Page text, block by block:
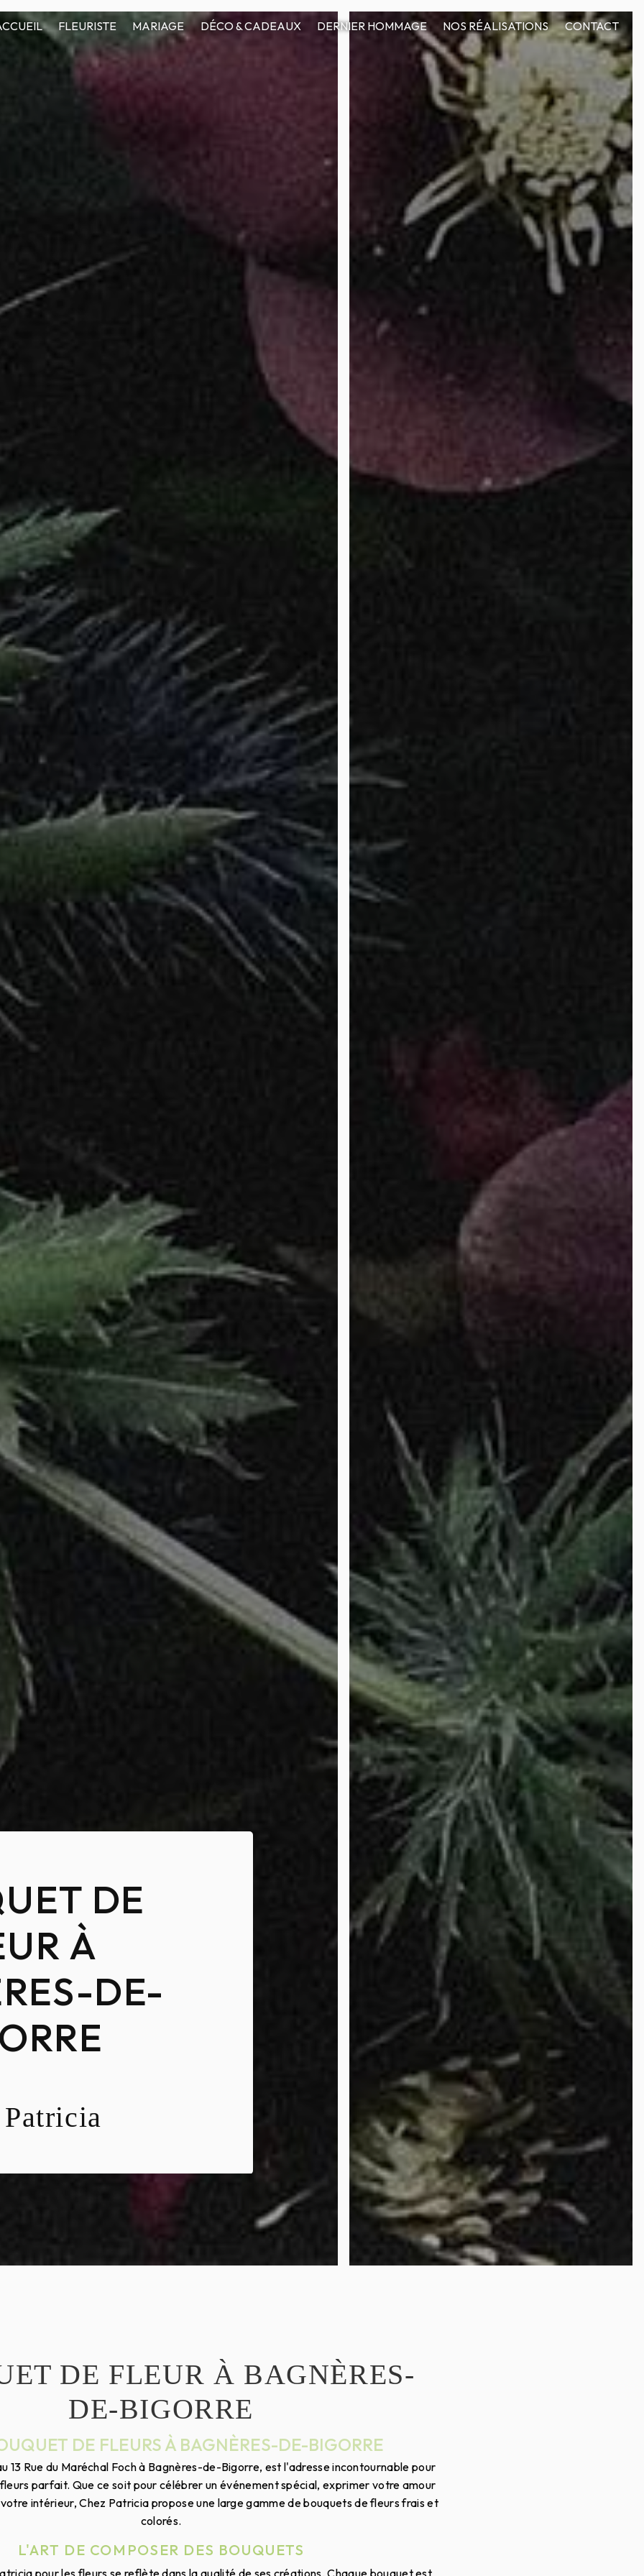
FLEURISTE MARIAGE DÉCO & CADEAUX DERNIER HOMMAGE NOS RÉALISATIONS CONTACT
DE
À
DE-
DE FLEUR À BAGNÈRES-
DE-BIGORRE
DE FLEURS À BAGNÈRES-DE-BIGORRE
13 Rue du Maréchal Foch à Bagnères-de-Bigorre, est l'adresse incontournable pour
parfait. Que ce soit pour célébrer un événement spécial, exprimer votre amour
intérieur, Chez Patricia propose une large gamme de bouquets de fleurs frais et
colorés.
L'ART DE COMPOSER DES BOUQUETS
pour les fleurs se reflète dans la qualité de ses créations. Chaque bouquet est